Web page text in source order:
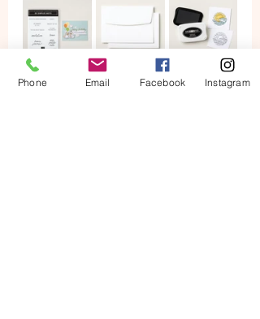
Si vous avez ces articles dans vos fournitures
Phone Email Facebook Instagram